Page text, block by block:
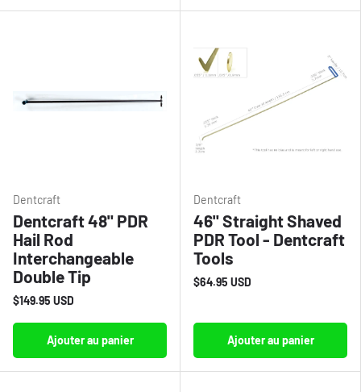
Dentcraft
Dentcraft 48" PDR
Hail Rod
Interchangeable
Double Tip
$149.95 USD
Ajouter au panier
Dentcraft
46" Straight Shaved
PDR Tool - Dentcraft
Tools
$64.95 USD
Ajouter au panier